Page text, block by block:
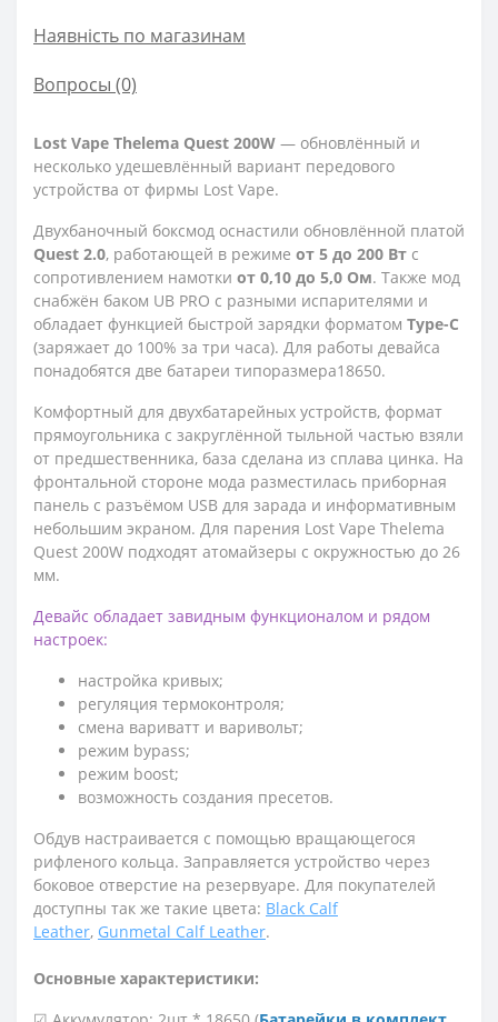
Наявність по магазинам
Вопросы (0)
Lost Vape Thelema Quest 200W — обновлённый и
несколько удешевлённый вариант передового
устройства от фирмы Lost Vape.
Двухбаночный боксмод оснастили обновлённой платой
Quest 2.0, работающей в режиме от 5 до 200 Вт с
сопротивлением намотки от 0,10 до 5,0 Ом. Также мод
снабжён баком UB PRO с разными испарителями и
обладает функцией быстрой зарядки форматом Type-C
(заряжает до 100% за три часа). Для работы девайса
понадобятся две батареи типоразмера18650.
Комфортный для двухбатарейных устройств, формат
прямоугольника с закруглённой тыльной частью взяли
от предшественника, база сделана из сплава цинка. На
фронтальной стороне мода разместилась приборная
панель с разъёмом USB для зарада и информативным
небольшим экраном. Для парения Lost Vape Thelema
Quest 200W подходят атомайзеры с окружностью до 26
мм.
Девайс обладает завидным функционалом и рядом
настроек:
настройка кривых;
регуляция термоконтроля;
смена вариватт и варивольт;
режим bypass;
режим boost;
возможность создания пресетов.
Обдув настраивается с помощью вращающегося
рифленого кольца. Заправляется устройство через
боковое отверстие на резервуаре. Для покупателей
доступны так же такие цвета: Black Calf
Leather, Gunmetal Calf Leather.
Основные характеристики: